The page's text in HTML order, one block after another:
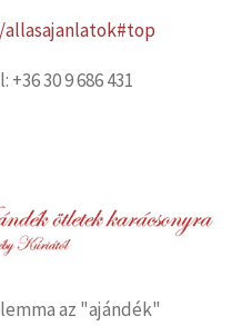
30 9 686 431
az "ajándék"